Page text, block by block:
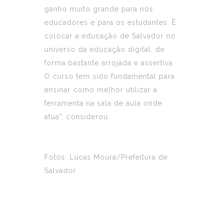
ganho muito grande para nós
educadores e para os estudantes. É
colocar a educação de Salvador no
universo da educação digital, de
forma bastante arrojada e assertiva.
O curso tem sido fundamental para
ensinar como melhor utilizar a
ferramenta na sala de aula onde
atua”, considerou.
Fotos: Lucas Moura/Prefeitura de
Salvador